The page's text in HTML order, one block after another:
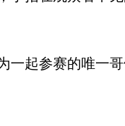
起参赛的唯一